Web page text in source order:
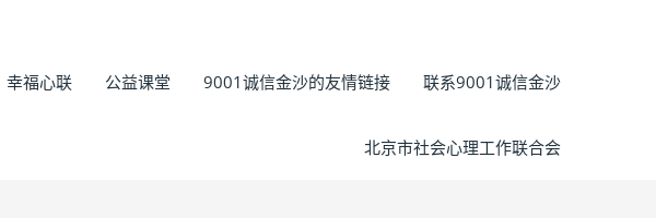
幸福心联 公益课堂 9001诚信金沙的友情链接 联系9001诚信金沙
北京市社会心理工作联合会